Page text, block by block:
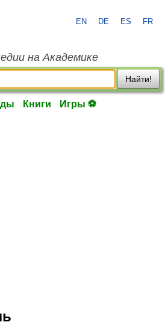
EN DE ES FR
на Академике
Найти!
Книги Игры ⚽